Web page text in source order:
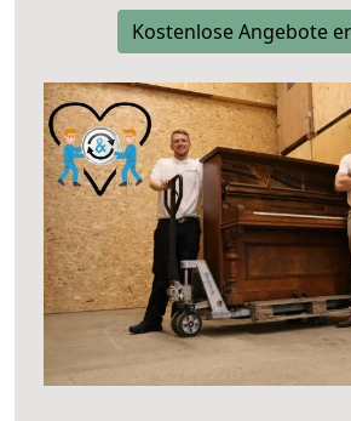
Kostenlose Angebote